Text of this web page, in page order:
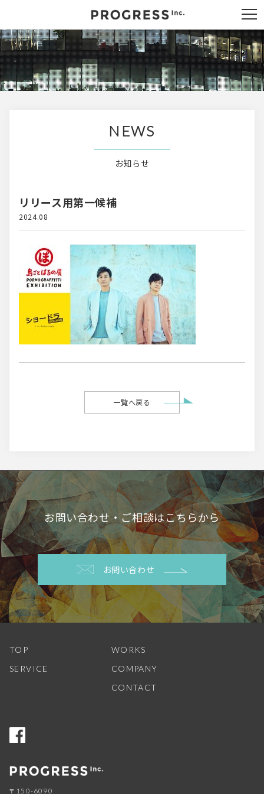
NEWS
お知らせ
2024.08
リリース用第一候補
一覧へ戻る
お問い合わせ・ご相談はこちらから
お問い合わせ
TOP
SERVICE
WORKS
COMPANY
CONTACT
〒 150-6090